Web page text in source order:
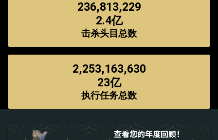
236,813,229
2.4亿
击杀头目总数
2,253,163,630
23亿
执行任务总数
查看您的年度回顾！